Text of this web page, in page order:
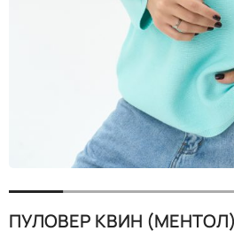
ПУЛОВЕР КВИН (МЕНТОЛ)